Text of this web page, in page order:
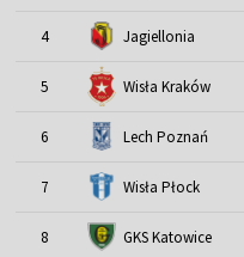
4 Jagiellonia
5 Wisła Kraków
6 Lech Poznań
7 Wisła Płock
8 GKS Katowice